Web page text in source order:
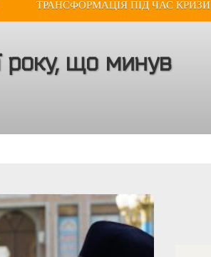
ТРАНСФОРМАЦІЯ ПІД ЧАС КРИЗИ
року, що минув